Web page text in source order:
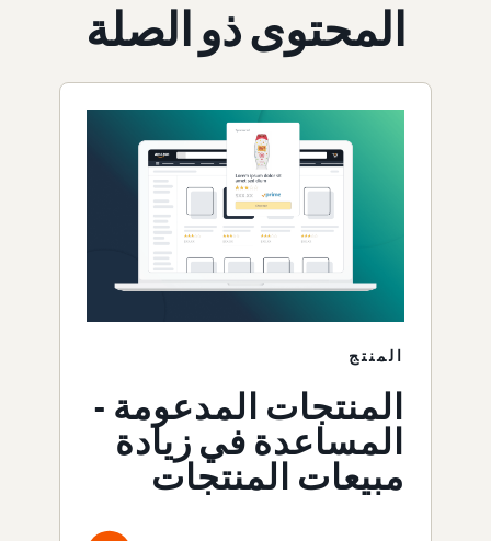
المحتوى ذو الصلة
المنتج
المنتجات المدعومة -
المساعدة في زيادة
مبيعات المنتجات